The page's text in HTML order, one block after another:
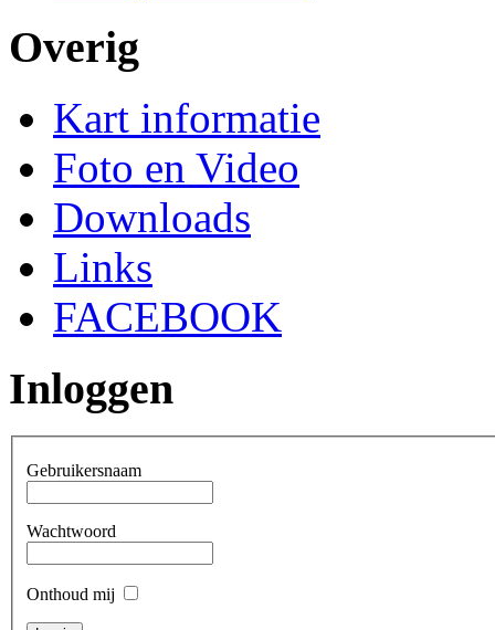
Overig
Kart informatie
Foto en Video
Downloads
Links
FACEBOOK
Inloggen
Gebruikersnaam
Wachtwoord
Onthoud mij